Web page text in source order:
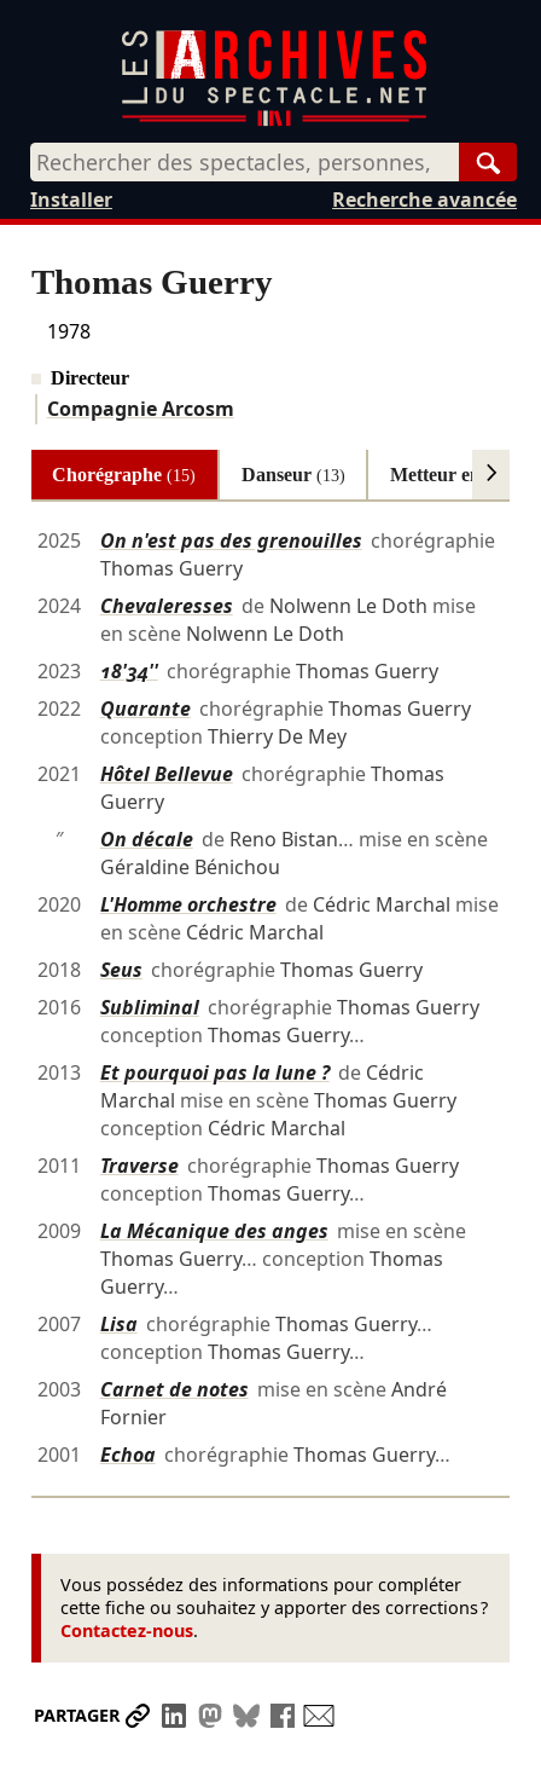
Recherche avancée
Installer
Thomas Guerry
1978
Directeur
Compagnie Arcosm
Chorégraphe(15) Danseur (13) Metteur en scène
2025 On n'est pas des grenouilles chorégraphie
Thomas Guerry
2024
Chevaleresses de Nolwenn Le Doth mise
en scène Nolwenn Le Doth
2023
18'34''chorégraphieThomas Guerry
2022
QuarantechorégraphieThomas Guerry
conception Thierry De Mey
2021
Hôtel BellevuechorégraphieThomas
Guerry
″
On décalede Reno Bistan… mise en scène
Géraldine Bénichou
2020
L'Homme orchestrede Cédric Marchal mise
en scène Cédric Marchal
2018
Seиs chorégraphieThomas Guerry
2016
SubliminalchorégraphieThomas Guerry
conception Thomas Guerry…
2013
Et pourquoi pas la lune ?de Cédric
Marchal mise en scèneThomas Guerry
conception Cédric Marchal
2011
TraversechorégraphieThomas Guerry
conception Thomas Guerry…
2009
La Mécanique des anges mise en scène
Thomas Guerry… conception Thomas
Guerry…
2007
LisachorégraphieThomas Guerry…
conception Thomas Guerry…
2003
Carnet de notes mise en scèneAndré
Fornier
2001
EchoachorégraphieThomas Guerry…
Vous possédez des informations pour compléter
cette fiche ou souhaitez y apporter des corrections ?
Contactez-nous.
PARTAGER Partager le lien
Partager sur LinkedIn
Partager sur Mastodon
Partager sur Bluesky
Partager sur Facebook